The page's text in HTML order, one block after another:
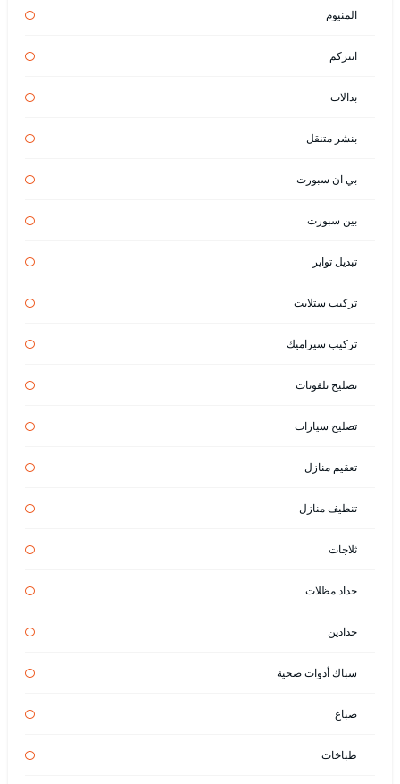
المنيوم
انتركم
بدالات
بنشر متنقل
بي ان سبورت
بين سبورت
تبديل تواير
تركيب ستلايت
تركيب سيراميك
تصليح تلفونات
تصليح سيارات
تعقيم منازل
تنظيف منازل
ثلاجات
حداد مظلات
حدادين
سباك أدوات صحية
صباغ
طباخات